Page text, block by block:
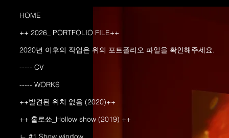
HOME
++ 2026_ PORTFOLIO FILE++
2020년 이후의 작업은 위의 포트폴리오 파일을 확인해주세요.
----- CV
----- WORKS
++발견된 위치 없음 (2020)++
++ 홀로쑈_Hollow show (2019) ++